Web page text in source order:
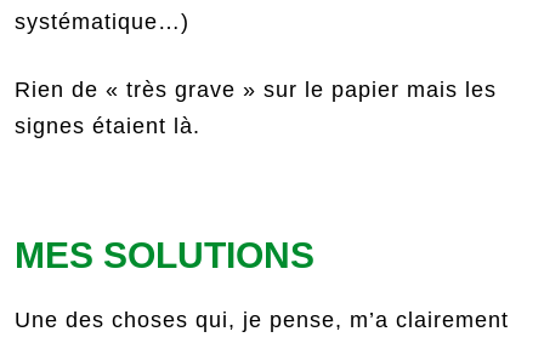
systématique…)
Rien de « très grave » sur le papier mais les
signes étaient là.
MES SOLUTIONS
Une des choses qui, je pense, m’a clairement